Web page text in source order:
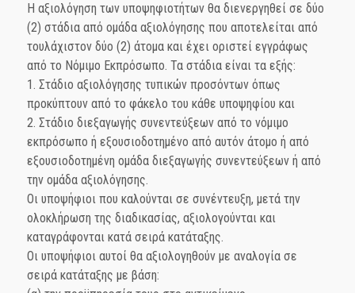
Η αξιολόγηση των υποψηφιοτήτων θα διενεργηθεί σε δύο
(2) στάδια από ομάδα αξιολόγησης που αποτελείται από
τουλάχιστον δύο (2) άτομα και έχει οριστεί εγγράφως
από το Νόμιμο Εκπρόσωπο. Τα στάδια είναι τα εξής:
1. Στάδιο αξιολόγησης τυπικών προσόντων όπως
προκύπτουν από το φάκελο του κάθε υποψηφίου και
2. Στάδιο διεξαγωγής συνεντεύξεων από το νόμιμο
εκπρόσωπο ή εξουσιοδοτημένο από αυτόν άτομο ή από
εξουσιοδοτημένη ομάδα διεξαγωγής συνεντεύξεων ή από
την ομάδα αξιολόγησης.
Οι υποψήφιοι που καλούνται σε συνέντευξη, μετά την
ολοκλήρωση της διαδικασίας, αξιολογούνται και
καταγράφονται κατά σειρά κατάταξης.
Οι υποψήφιοι αυτοί θα αξιολογηθούν με αναλογία σε
σειρά κατάταξης με βάση: